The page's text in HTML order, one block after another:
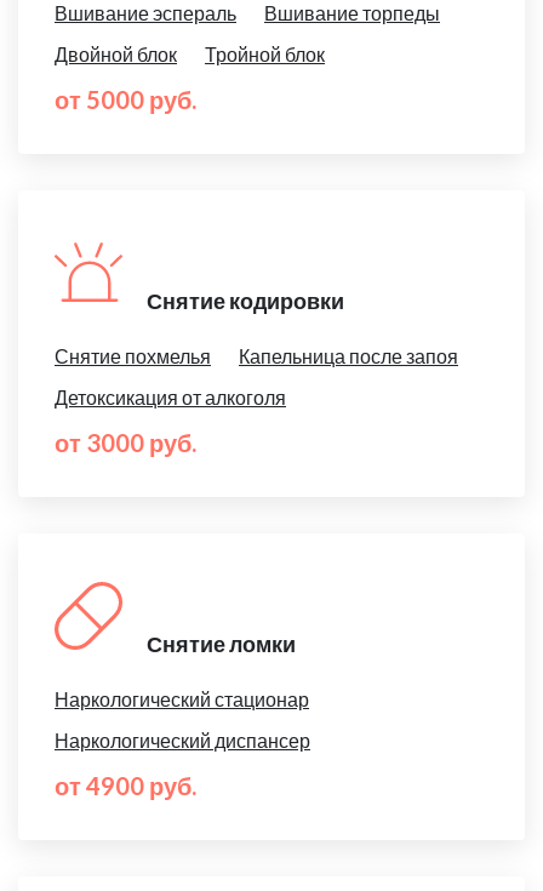
Вшивание эспераль
Вшивание торпеды
Двойной блок
Тройной блок
от 5000 руб.
Снятие кодировки
Снятие похмелья
Капельница после запоя
Детоксикация от алкоголя
от 3000 руб.
Снятие ломки
Наркологический стационар
Наркологический диспансер
от 4900 руб.